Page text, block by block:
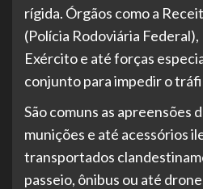
rígida. Órgãos como a
(Polícia Rodoviária
Exército e até forças
conjunto para impedir o
São comuns as apreensões
munições e até acessórios
transportados
passeio, ônibus ou até